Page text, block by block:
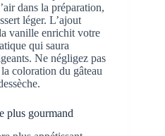
dans la préparation,
léger. L’ajout
vanille enrichit votre
qui saura
Ne négligez pas
coloration du gâteau
plus gourmand